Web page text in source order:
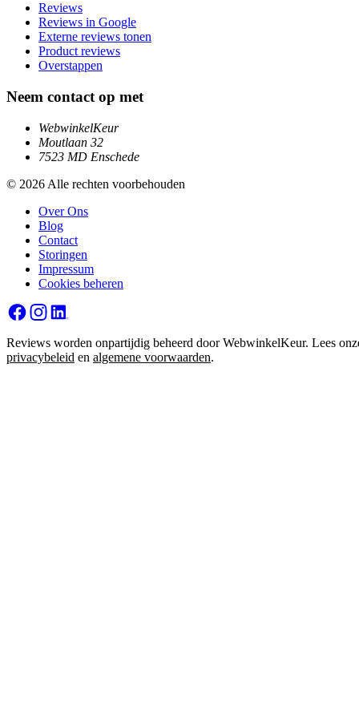
Reviews
Reviews in Google
Externe reviews tonen
Product reviews
Overstappen
Neem contact op met
WebwinkelKeur
Moutlaan 32
7523 MD Enschede
© 2026 Alle rechten voorbehouden
Over Ons
Blog
Contact
Storingen
Impressum
Cookies beheren
Reviews worden onpartijdig beheerd door WebwinkelKeur. Lees
privacybeleid en algemene voorwaarden.